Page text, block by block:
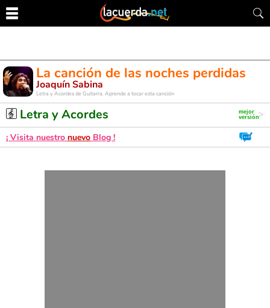
La canción de las noches perdidas
Joaquín Sabina
Letra y Acordes de Guitarra. Aprende a tocar esta canción
Letra y Acordes
¡ Visita nuestro nuevo Blog !